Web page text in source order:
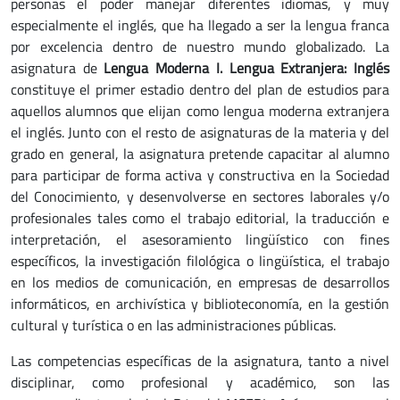
especialmente el inglés, que ha llegado a ser la lengua franca
por excelencia dentro de nuestro mundo globalizado. La
asignatura de Lengua Moderna I. Lengua Extranjera: Inglés
constituye el primer estadio dentro del plan de estudios para
aquellos alumnos que elijan como lengua moderna extranjera
el inglés. Junto con el resto de asignaturas de la materia y del
grado en general, la asignatura pretende capacitar al alumno
para participar de forma activa y constructiva en la Sociedad
del Conocimiento, y desenvolverse en sectores laborales y/o
profesionales tales como el trabajo editorial, la traducción e
interpretación, el asesoramiento lingüístico con fines
específicos, la investigación filológica o lingüística, el trabajo
en los medios de comunicación, en empresas de desarrollos
informáticos, en archivística y biblioteconomía, en la gestión
cultural y turística o en las administraciones públicas.
Las competencias específicas de la asignatura, tanto a nivel
disciplinar, como profesional y académico, son las